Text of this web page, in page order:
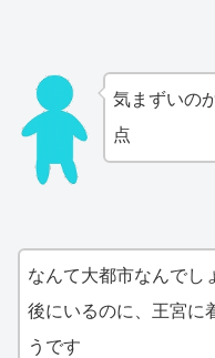
気まずいの
点
なんて大都市なんでし
後にいるのに、王宮に
うです